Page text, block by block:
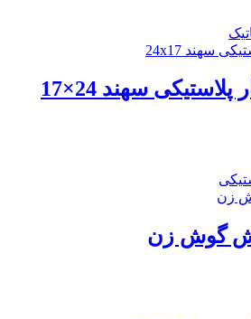
سهند 24×17
گوش زن